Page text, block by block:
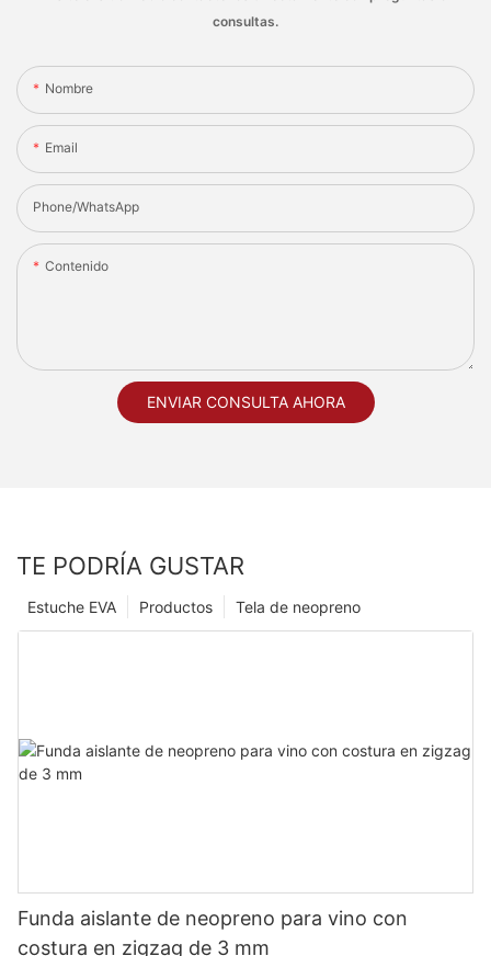
consultas.
Nombre
Email
Phone/whatsApp
Contenido
ENVIAR CONSULTA AHORA
TE PODRÍA GUSTAR
Tela de neopreno
Productos
Estuche EVA
Funda aislante de neopreno para vino con
costura en zigzag de 3 mm